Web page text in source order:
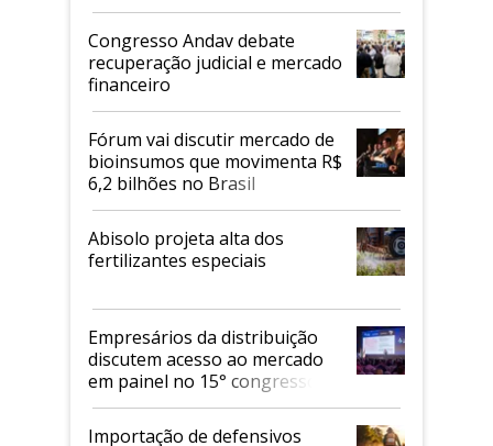
Congresso Andav debate
recuperação judicial e mercado
financeiro
Fórum vai discutir mercado de
bioinsumos que movimenta R$
6,2 bilhões no Brasil
Abisolo projeta alta dos
fertilizantes especiais
Empresários da distribuição
discutem acesso ao mercado
em painel no 15° congresso
Andav
Importação de defensivos